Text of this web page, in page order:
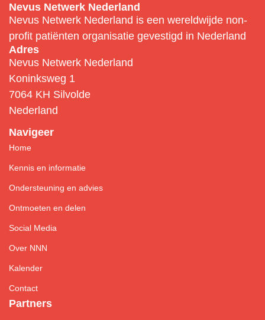
Nevus Netwerk Nederland
Nevus Netwerk Nederland is een wereldwijde non-
profit patiënten organisatie gevestigd in Nederland
Adres
Nevus Netwerk Nederland
Koninksweg 1
7064 KH Silvolde
Nederland
Navigeer
Home
Kennis en informatie
Ondersteuning en advies
Ontmoeten en delen
Social Media
Over NNN
Kalender
Contact
Partners